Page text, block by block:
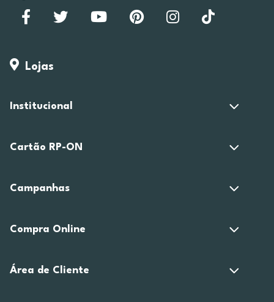
Lojas
Institucional
Cartão RP-ON
Campanhas
Compra Online
Área de Cliente